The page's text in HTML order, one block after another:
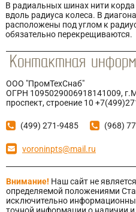
В радиальных шинах нити
вдоль радиуса колеса. В
расположены под углом к
обязательно перекрещиваются.
ООО "ПромТехСнаб"
ОГРН 1095029006918141009,
проспект, строение 10
(499) 271-9485 (968)
voroninpts@mail.ru
Внимание! Наш сайт не
определяемой положениями
исключительно